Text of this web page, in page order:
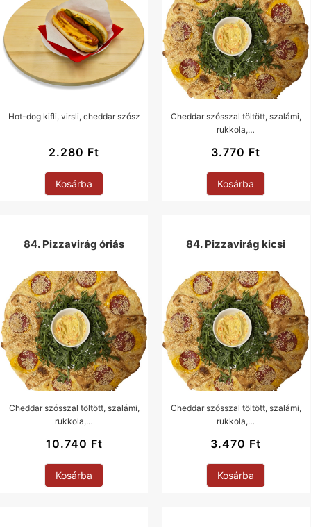
Hot-dog kifli, virsli, cheddar szósz
2.280 Ft
Kosárba
Cheddar szósszal töltött, szalámi,
rukkola,…
3.770 Ft
Kosárba
84. Pizzavirág óriás
Cheddar szósszal töltött, szalámi,
rukkola,…
10.740 Ft
Kosárba
84. Pizzavirág kicsi
Cheddar szósszal töltött, szalámi,
rukkola,…
3.470 Ft
Kosárba